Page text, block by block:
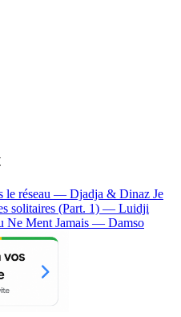
le réseau — Djadja & Dinaz Je
solitaires (Part. 1) — Luidji
Ne Ment Jamais — Damso